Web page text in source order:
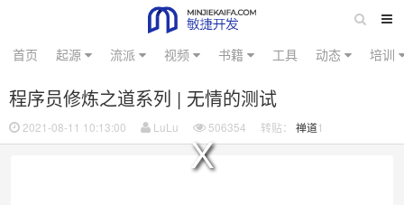
首页 起源 流派 视频 书籍 工具 动态 培训
程序员修炼之道系列 | 无情的测试
2021-08-11 10:13:00 LuLu 506354 转贴： 禅道1